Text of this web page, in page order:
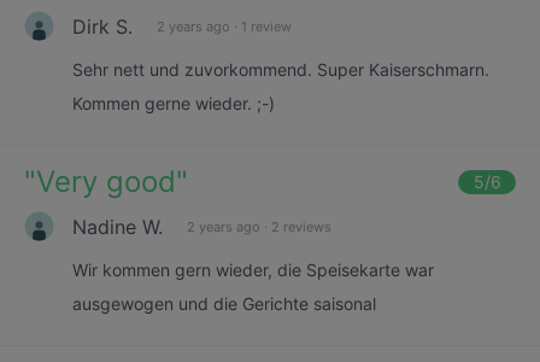
Dirk S. 2 years ago · 1 review
Sehr nett und zuvorkommend. Super Kaiserschmarn.
Kommen gerne wieder. ;-)
"Very good" 5/6
Nadine W. 2 years ago · 2 reviews
Wir kommen gern wieder, die Speisekarte war
ausgewogen und die Gerichte saisonal